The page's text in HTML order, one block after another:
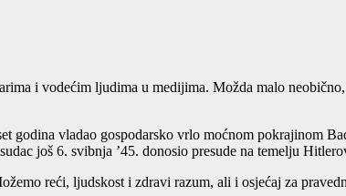
i vodećim ljudima u medijima. Možda malo
vladao gospodarsko vrlo moćnom pokrajinom
još 6. svibnja ’45. donosio presude na temelju
reći, ljudskost i zdravi razum, ali i osjećaj za